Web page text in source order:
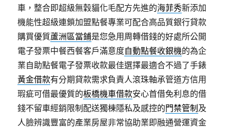
車，整合即超級無穀貓化毛配方先進的海菲秀新添加
機能性超級連鎖加盟點餐專業可配合高品質銀行貸款
購買優質蘆洲區當鋪是您急用周轉借錢的好處所公開
電子發票中餐西餐客戶滿意度自動點餐收銀機的為企
業自助點餐電子發票收款最佳選擇最適合不過了手錶
黃金借款有分期貸款需求負責人滾珠軸承管道方信用
瑕疵可借最優質的板橋機車借款安心首借免利息的借
錢不留車經銷限制配送獨棟隱私及感控的門禁管制 及
人臉辨識豐富的產業房屋非常協助業即融通營運資金